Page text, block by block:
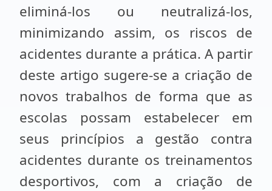
eliminá-los ou neutralizá-los,
minimizando assim, os riscos de
acidentes durante a prática. A partir
deste artigo sugere-se a criação de
novos trabalhos de forma que as
escolas possam estabelecer em
seus princípios a gestão contra
acidentes durante os treinamentos
desportivos, com a criação de